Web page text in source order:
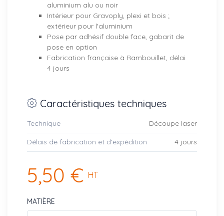
aluminium alu ou noir
Intérieur pour Gravoply, plexi et bois ;
extérieur pour l'aluminium
Pose par adhésif double face, gabarit de
pose en option
Fabrication française à Rambouillet, délai
4 jours
Caractéristiques techniques
Technique Découpe laser
Délais de fabrication et d’expédition 4 jours
5,50 € HT
MATIÈRE